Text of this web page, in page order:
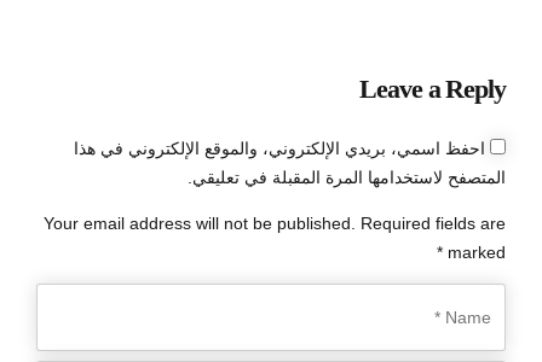
Leave a Reply
Your email address will not be published. Required fields are
marked *
احفظ اسمي، بريدي الإلكتروني، والموقع الإلكتروني في هذا
المتصفح لاستخدامها المرة المقبلة في تعليقي.